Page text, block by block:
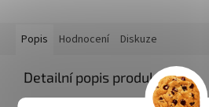
Popis Hodnocení Diskuze
Detailní popis produktu